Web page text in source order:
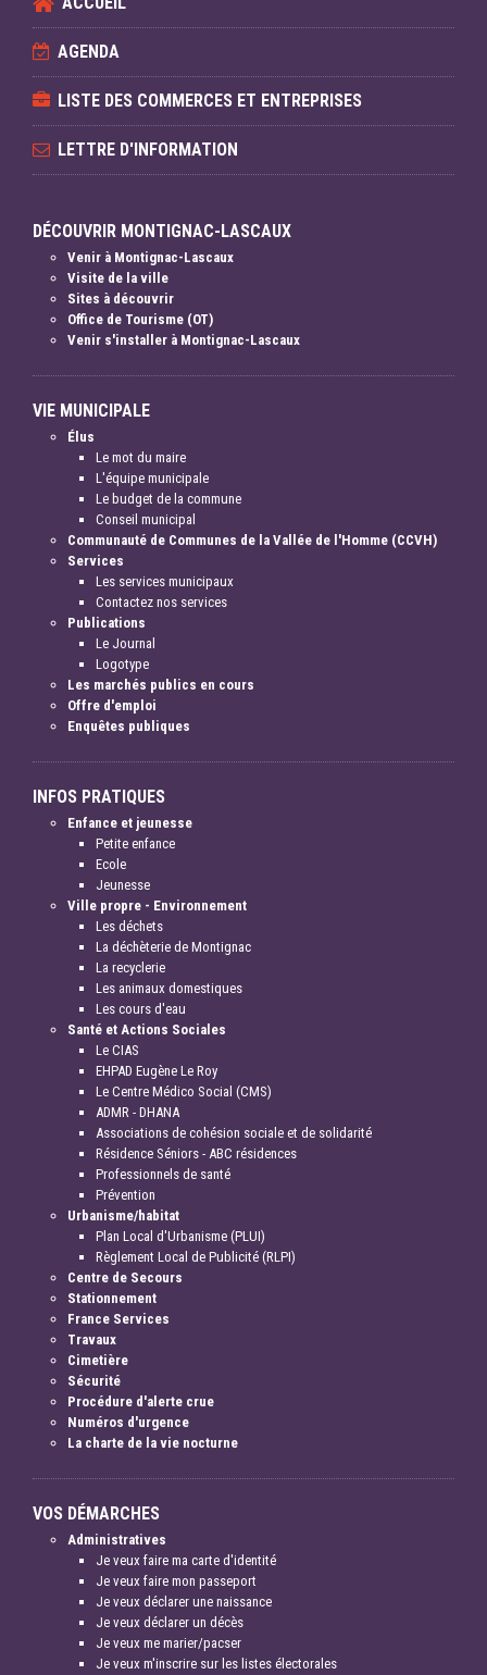
AGENDA
LISTE DES COMMERCES ET ENTREPRISES
LETTRE D'INFORMATION
DÉCOUVRIR MONTIGNAC-LASCAUX
Venir à Montignac-Lascaux
Visite de la ville
Sites à découvrir
Office de Tourisme (OT)
Venir s'installer à Montignac-Lascaux
VIE MUNICIPALE
Élus
Le mot du maire
L'équipe municipale
Le budget de la commune
Conseil municipal
Communauté de Communes de la Vallée de l'Homme (CCVH)
Services
Les services municipaux
Contactez nos services
Publications
Le Journal
Logotype
Les marchés publics en cours
Offre d'emploi
Enquêtes publiques
INFOS PRATIQUES
Enfance et jeunesse
Petite enfance
Ecole
Jeunesse
Ville propre - Environnement
Les déchets
La déchèterie de Montignac
La recyclerie
Les animaux domestiques
Les cours d'eau
Santé et Actions Sociales
Le CIAS
EHPAD Eugène Le Roy
Le Centre Médico Social (CMS)
ADMR - DHANA
Associations de cohésion sociale et de solidarité
Résidence Séniors - ABC résidences
Professionnels de santé
Prévention
Urbanisme/habitat
Plan Local d'Urbanisme (PLUI)
Règlement Local de Publicité (RLPI)
Centre de Secours
Stationnement
France Services
Travaux
Cimetière
Sécurité
Procédure d'alerte crue
Numéros d'urgence
La charte de la vie nocturne
VOS DÉMARCHES
Administratives
Je veux faire ma carte d'identité
Je veux faire mon passeport
Je veux déclarer une naissance
Je veux déclarer un décès
Je veux me marier/pacser
Je veux m'inscrire sur les listes électorales